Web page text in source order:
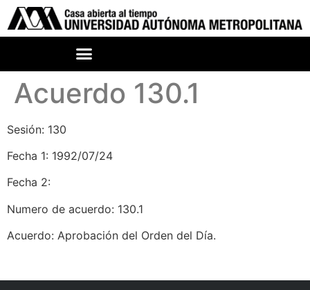
Acuerdo 130.1
Sesión: 130
Fecha 1: 1992/07/24
Fecha 2:
Numero de acuerdo: 130.1
Acuerdo: Aprobación del Orden del Día.